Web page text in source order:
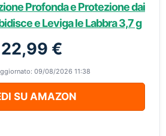
Profonda e Protezione dai
e Leviga le Labbra 3,7 g
22,99 €
09/08/2026 11:38
SU AMAZON